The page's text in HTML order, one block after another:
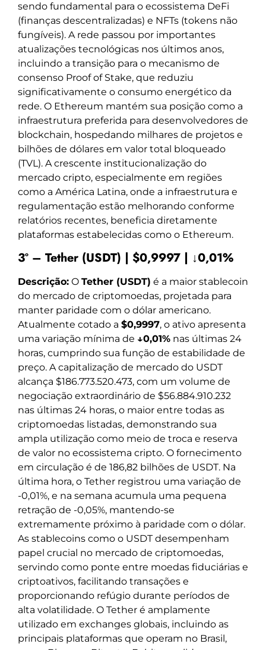
sendo fundamental para o ecossistema DeFi
(finanças descentralizadas) e NFTs (tokens não
fungíveis). A rede passou por importantes
atualizações tecnológicas nos últimos anos,
incluindo a transição para o mecanismo de
consenso Proof of Stake, que reduziu
significativamente o consumo energético da
rede. O Ethereum mantém sua posição como a
infraestrutura preferida para desenvolvedores de
blockchain, hospedando milhares de projetos e
bilhões de dólares em valor total bloqueado
(TVL). A crescente institucionalização do
mercado cripto, especialmente em regiões
como a América Latina, onde a infraestrutura e
regulamentação estão melhorando conforme
relatórios recentes, beneficia diretamente
plataformas estabelecidas como o Ethereum.
3º – Tether (USDT) | $0,9997 | ↓0,01%
Descrição: O Tether (USDT) é a maior stablecoin
do mercado de criptomoedas, projetada para
manter paridade com o dólar americano.
Atualmente cotado a $0,9997, o ativo apresenta
uma variação mínima de ↓0,01% nas últimas 24
horas, cumprindo sua função de estabilidade de
preço. A capitalização de mercado do USDT
alcança $186.773.520.473, com um volume de
negociação extraordinário de $56.884.910.232
nas últimas 24 horas, o maior entre todas as
criptomoedas listadas, demonstrando sua
ampla utilização como meio de troca e reserva
de valor no ecossistema cripto. O fornecimento
em circulação é de 186,82 bilhões de USDT. Na
última hora, o Tether registrou uma variação de
-0,01%, e na semana acumula uma pequena
retração de -0,05%, mantendo-se
extremamente próximo à paridade com o dólar.
As stablecoins como o USDT desempenham
papel crucial no mercado de criptomoedas,
servindo como ponte entre moedas fiduciárias e
criptoativos, facilitando transações e
proporcionando refúgio durante períodos de
alta volatilidade. O Tether é amplamente
utilizado em exchanges globais, incluindo as
principais plataformas que operam no Brasil,